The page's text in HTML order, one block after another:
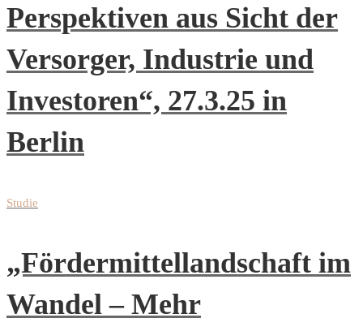
Perspektiven aus Sicht der
Versorger, Industrie und
Investoren“, 27.3.25 in
Berlin
Studie
„Fördermittellandschaft im
Wandel – Mehr